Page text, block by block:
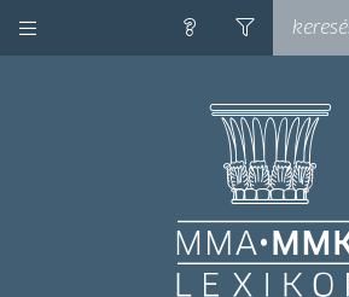
kategóriák
súgó szűrés